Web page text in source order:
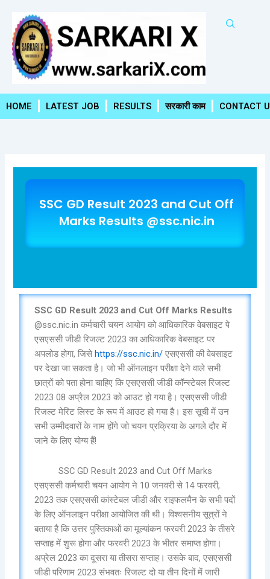
content
HOME LATEST JOB RESULTS सरकारी काम CONTACT
SSC GD Result 2023 and Cut Off
Marks Results @ssc.nic.in
SSC GD Result 2023 and Cut Off Marks Results
@ssc.nic.in कर्मचारी चयन आयोग को आधिकारिक वेबसाइट पे
एसएससी जीडी रिजल्ट 2023 का आधिकारिक वेबसाइट पर
अपलोड होगा, जिसेhttps://ssc.nic.in/ एसएससी की वेबसाइट
पर देखा जा सकता है। जो भी ऑनलाइन परीक्षा देने वाले सभी
छात्रों को पता होना चाहिए कि एसएससी जीडी कॉन्स्टेबल रिजल्ट
2023 08 अप्रैल 2023 को आउट हो गया है। एसएससी जीडी
रिजल्ट मेरिट लिस्ट के रूप में आउट हो गया है। इस सूची में उन
सभी उम्मीदवारों के नाम होंगे जो चयन प्रक्रिया के अगले दौर में
जाने के लिए योग्य हैं!
SSC GD Result 2023 and Cut Off Marks
एसएससी कर्मचारी चयन आयोग ने 10 जनवरी से 14 फरवरी,
2023 तक एसएससी कांस्टेबल जीडी और राइफलमैन के सभी पदों
के लिए ऑनलाइन परीक्षा आयोजित की थी। विश्वसनीय सूत्रों ने
बताया है कि उत्तर पुस्तिकाओं का मूल्यांकन फरवरी 2023 के तीसरे
सप्ताह में शुरू होगा और फरवरी 2023 के भीतर समाप्त होगा।
अप्रेल 2023 का दूसरा या तीसरा सप्ताह। उसके बाद, एसएससी
जीडी परिणाम 2023 संभवतः रिजल्ट दो या तीन दिनों में जारी